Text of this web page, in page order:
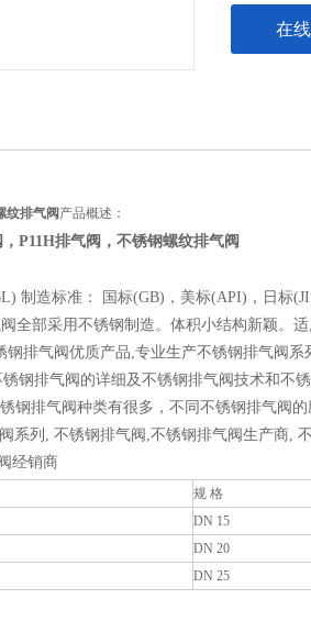
在
纹排气阀 产品概述：
P11H排气阀，不锈钢螺纹排气阀
制造标准： 国标(GB)，美标(API)，日标
全部采用不锈钢制造。体积小结构新颖。
排气阀优质产品,专业生产不锈钢排气阀
钢排气阀的详细及不锈钢排气阀技术和不
钢排气阀种类有很多，不同不锈钢排气阀
系列, 不锈钢排气阀,不锈钢排气阀生产商,
经销商
规 格
DN 15
DN 20
DN 25